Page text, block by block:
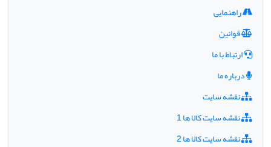
راهنمایی
قوانین
ارتباط با ما
درباره ما
نقشه سایت
نقشه سایت کالا ها 1
نقشه سایت کالا ها 2